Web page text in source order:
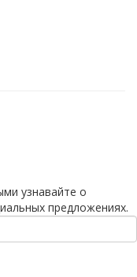
узнавайте о
предложениях.